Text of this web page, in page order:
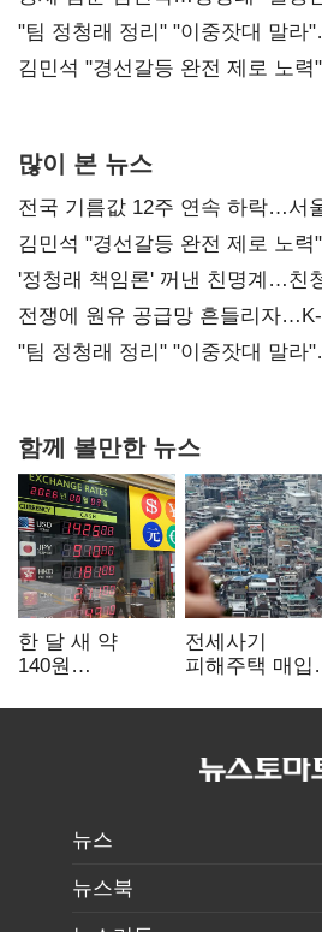
"팀 정청래 정리" "이중잣대 말라
다툼 격화
김민석 "경선갈등 완전 제로 노
많이 본 뉴스
전국 기름값 12주 연속 하락…서
김민석 "경선갈등 완전 제로 노
사과부터"
'정청래 책임론' 꺼낸 친명계…친
때리기
전쟁에 원유 공급망 흔들리자
핵심으로 재부상
"팀 정청래 정리" "이중잣대 말라
함께 볼만한 뉴스
한 달 새 약
140원
엔저'에 원화
전세사기
피해주택 매입
누적 피해자
뉴스
뉴스북